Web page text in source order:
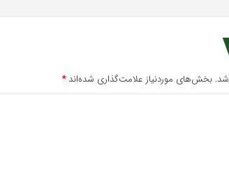
بخش‌های موردنیاز علامت‌گذاری شده‌اند*